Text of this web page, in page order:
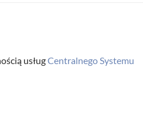
usługCentralnego Systemu